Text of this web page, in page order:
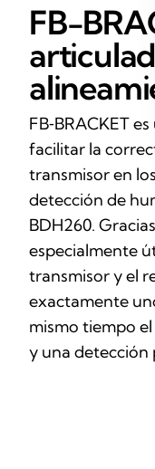
FB-
FB‑BRACKET
facilitar la
transmisor en
detección de
BDH260.
especialmente
transmisor y el
exactamente
mismo tiempo
y una detección